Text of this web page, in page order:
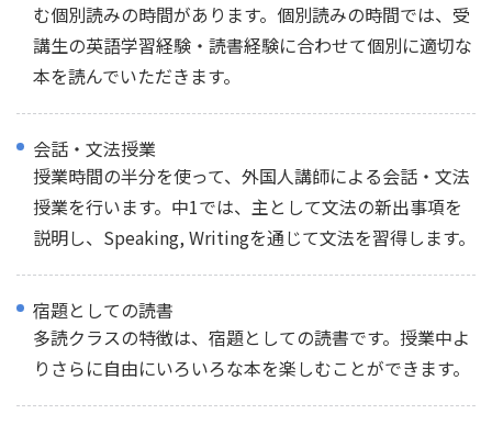
む個別読みの時間があります。個別読みの時間では、受
講生の英語学習経験・読書経験に合わせて個別に適切な
本を読んでいただきます。
会話・文法授業
授業時間の半分を使って、外国人講師による会話・文法
授業を行います。中1では、主として文法の新出事項を
説明し、Speaking, Writingを通じて文法を習得します。
宿題としての読書
多読クラスの特徴は、宿題としての読書です。授業中よ
りさらに自由にいろいろな本を楽しむことができます。